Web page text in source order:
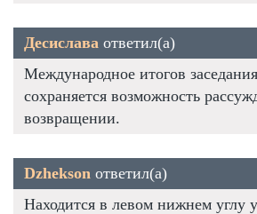
Десислава ответил(а)
Международное итогов
сохраняется возможность
возвращении.
Dzhekson ответил(а)
Находится в левом нижнем углу